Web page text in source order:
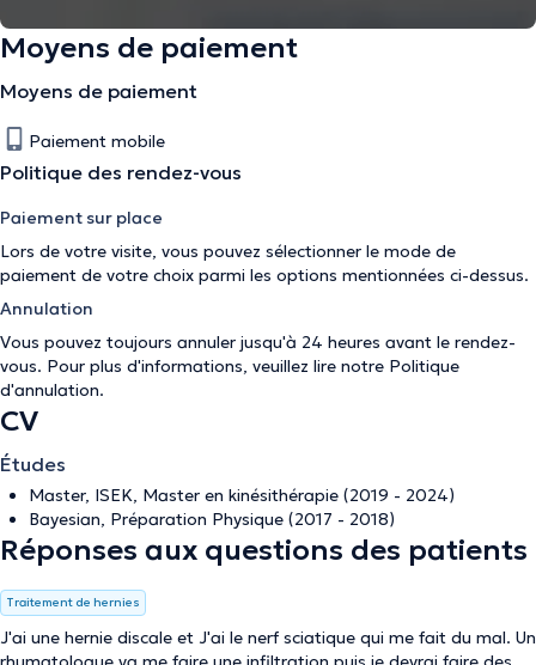
Moyens de paiement
Moyens de paiement
Paiement mobile
Politique des rendez-vous
Paiement sur place
Lors de votre visite, vous pouvez sélectionner le mode de
paiement de votre choix parmi les options mentionnées ci-dessus.
Annulation
Vous pouvez toujours annuler jusqu'à 24 heures avant le rendez-
vous. Pour plus d'informations, veuillez lire notre Politique
d'annulation.
CV
Études
Master, ISEK, Master en kinésithérapie (2019 - 2024)
Bayesian, Préparation Physique (2017 - 2018)
Réponses aux questions des patients
Traitement de hernies
J'ai une hernie discale et J'ai le nerf sciatique qui me fait du mal. Un